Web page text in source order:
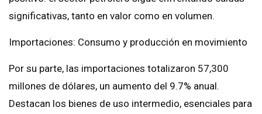
significativas, tanto en valor como en volumen.
Importaciones: Consumo y producción en movimiento
Por su parte, las importaciones totalizaron 57,300
millones de dólares, un aumento del 9.7% anual.
Destacan los bienes de uso intermedio, esenciales para